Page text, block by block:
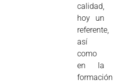
calidad,
hoy un
referente,
así
como
en la
formación